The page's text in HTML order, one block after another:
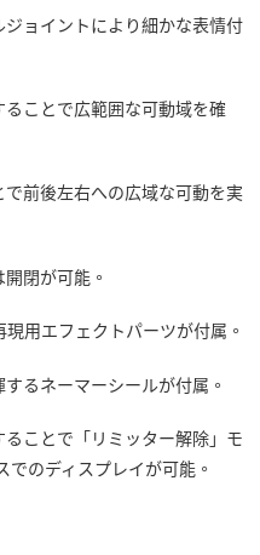
ョイントにより細かな表情付
ことで広範囲な可動域を確
前後左右への広域な可動を実
閉が可能。
用エフェクトパーツが付属。
るネーマーシールが付属。
ことで「リミッター解除」モ
でのディスプレイが可能。